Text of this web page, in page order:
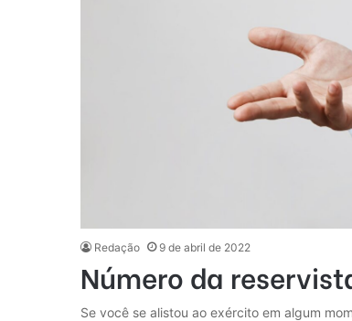
Redação 9 de abril de 2022
Número da
Se você se alistou ao exército em algum